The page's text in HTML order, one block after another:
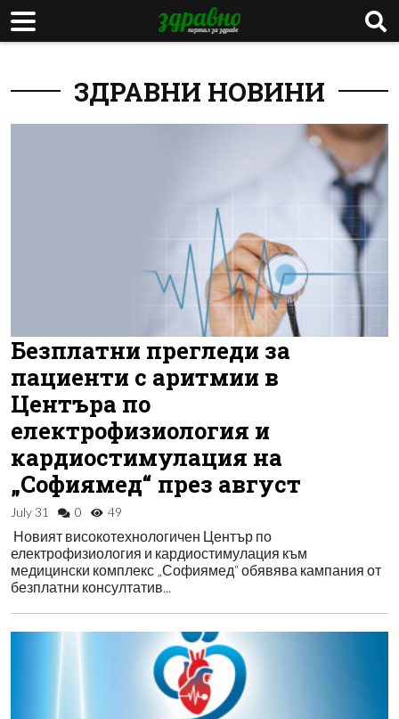
ЗДРАВНИ НОВИНИ
Безплатни прегледи за
пациенти с аритмии в
Центъра по
електрофизиология и
кардиостимулация на
„Софиямед“ през август
July 31 0 49
Новият високотехнологичен Център по
електрофизиология и кардиостимулация към
медицински комплекс „Софиямед“ обявява кампания от
безплатни консултатив...